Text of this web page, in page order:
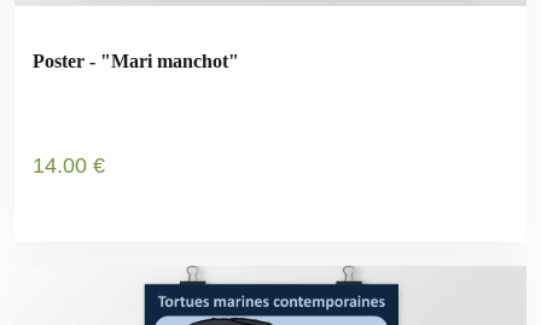
Poster - "Mari manchot"
14.00 €